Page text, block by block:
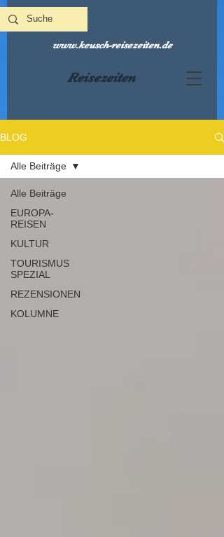
Reisezeiten
www.keusch-reisezeiten.de
BLOG
Alle Beiträge
EUROPA-
REISEN
KULTUR
TOURISMUS
SPEZIAL
REZENSIONEN
KOLUMNE
Alle Beiträge